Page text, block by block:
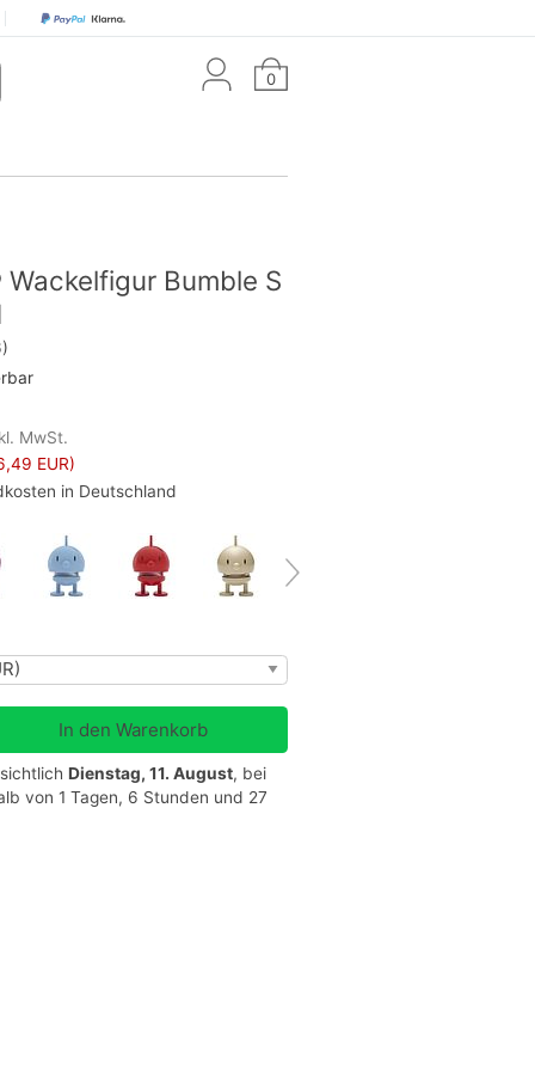
0
Bumble S
MwSt.
EUR)
in Deutschland
Dienstag, 11. August, bei
von 1 Tagen, 6 Stunden und 27